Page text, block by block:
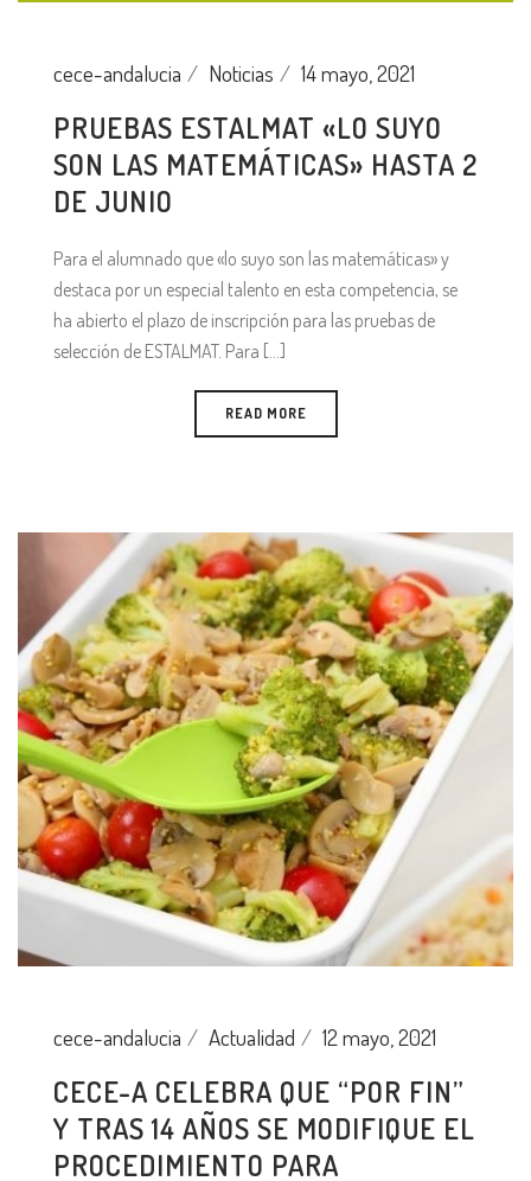
cece-andalucia Noticias 14 mayo, 2021
PRUEBAS ESTALMAT «LO SUYO
SON LAS MATEMÁTICAS» HASTA 2
DE JUNIO
Para el alumnado que «lo suyo son las matemáticas» y
destaca por un especial talento en esta competencia, se
ha abierto el plazo de inscripción para las pruebas de
selección de ESTALMAT. Para [...]
READ MORE
cece-andalucia Actualidad 12 mayo, 2021
CECE-A CELEBRA QUE “POR FIN”
Y TRAS 14 AÑOS SE MODIFIQUE EL
PROCEDIMIENTO PARA